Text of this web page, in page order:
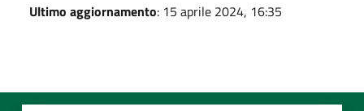
Ultimo aggiornamento: 15 aprile 2024, 16:35